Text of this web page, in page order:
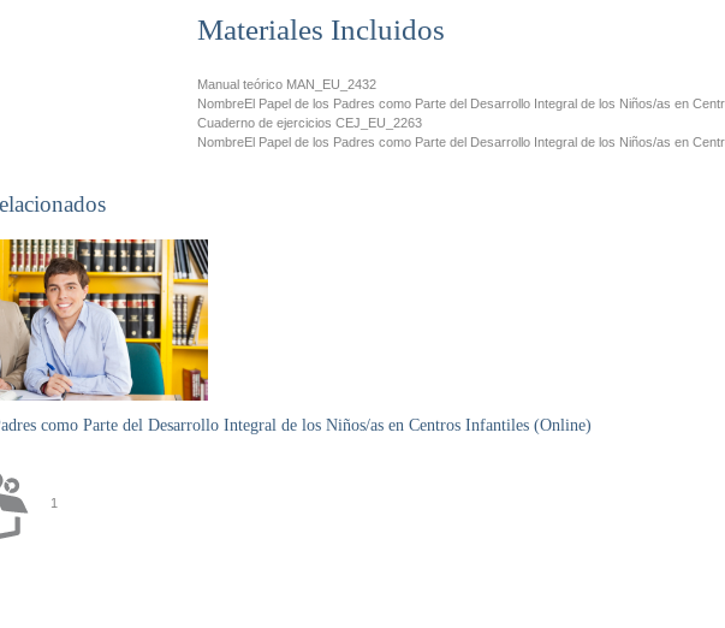
Materiales Incluidos
Manual teórico MAN_EU_2432
NombreEl Papel de los Padres como Parte del Desarrollo Integral de los Niños/as en
Cuaderno de ejercicios CEJ_EU_2263
NombreEl Papel de los Padres como Parte del Desarrollo Integral de los Niños/as en
como Parte del Desarrollo Integral de los Niños/as en Centros Infantiles (Online)
1